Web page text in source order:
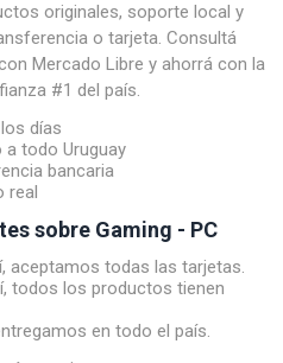
originales, soporte local y
o tarjeta. Consultá
Mercado Libre y ahorrá con la
#1 del país.
días
todo Uruguay
bancaria
real
sobre Gaming - PC
aceptamos todas las tarjetas.
todos los productos tienen
en todo el país.